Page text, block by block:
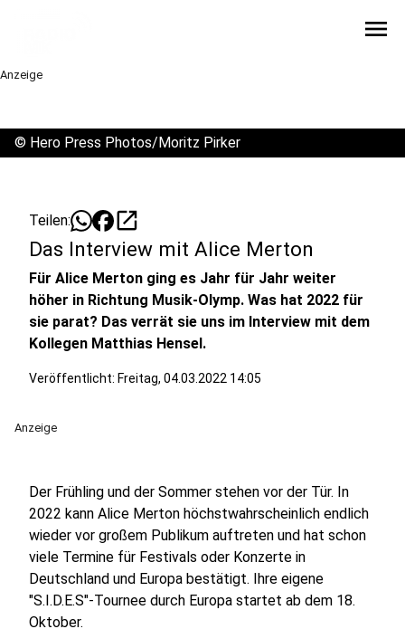
menu
Anzeige
© Hero Press Photos/Moritz Pirker
Teilen: open_in_new
Das Interview mit Alice Merton
Für Alice Merton ging es Jahr für Jahr weiter
höher in Richtung Musik-Olymp. Was hat 2022 für
sie parat? Das verrät sie uns im Interview mit dem
Kollegen Matthias Hensel.
Veröffentlicht: Freitag, 04.03.2022 14:05
Anzeige
Der Frühling und der Sommer stehen vor der Tür. In
2022 kann Alice Merton höchstwahrscheinlich endlich
wieder vor großem Publikum auftreten und hat schon
viele Termine für Festivals oder Konzerte in
Deutschland und Europa bestätigt. Ihre eigene
"S.I.D.E.S"-Tournee durch Europa startet ab dem 18.
Oktober.